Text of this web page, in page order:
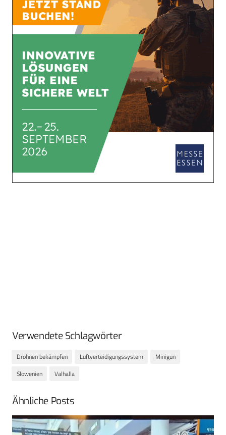
Verwendete Schlagwörter
Drohnen bekämpfen Luftverteidigungssystem
Minigun
Slowenien
Valhalla
Ähnliche Posts